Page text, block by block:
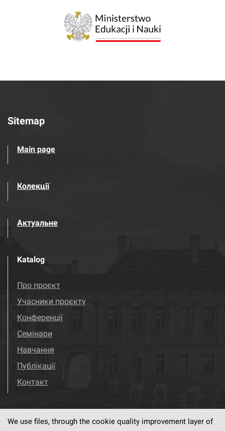
Sitemap
Main page
Колекції
Актуальне
Katalog
Про проєкт
Учасники проєкту
Конференції
Семінари
Навчання
Публікації
Контакт
Facebook
We use files, through the cookie quality improvement layer of